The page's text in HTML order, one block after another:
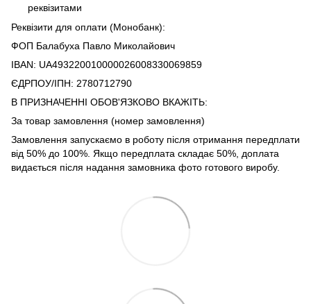
реквізитами
Реквізити для оплати (Монобанк):
ФОП Балабуха Павло Миколайович
IBAN: UA493220010000026008330069859
ЄДРПОУ/ІПН: 2780712790
В ПРИЗНАЧЕННІ ОБОВ'ЯЗКОВО ВКАЖІТЬ:
За товар замовлення (номер замовлення)
Замовлення запускаємо в роботу після отримання передплати
від 50% до 100%. Якщо передплата складає 50%, доплата
видається після надання замовника фото готового виробу.